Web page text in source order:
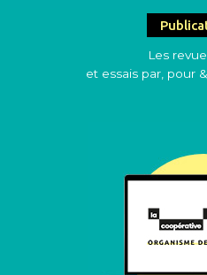
Les
et essais par, pour